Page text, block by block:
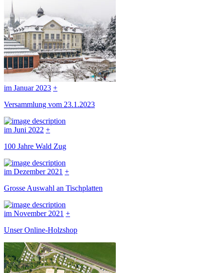
im Januar 2023 +
Versammlung vom 23.1.2023
im Juni 2022 +
100 Jahre Wald Zug
im Dezember 2021 +
Grosse Auswahl an Tischplatten
im November 2021 +
Unser Online-Holzshop